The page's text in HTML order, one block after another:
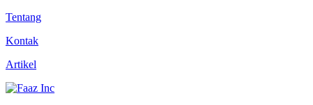
Tentang
Kontak
Artikel